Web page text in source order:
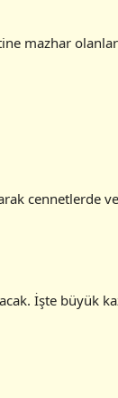
mazhar
cennetlerde
İşte büyük